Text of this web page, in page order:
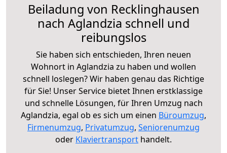
Beiladung von Recklinghausen
nach Aglandzia schnell und
reibungslos
Sie haben sich entschieden, Ihren neuen
Wohnort in Aglandzia zu haben und wollen
schnell loslegen? Wir haben genau das Richtige
für Sie! Unser Service bietet Ihnen erstklassige
und schnelle Lösungen, für Ihren Umzug nach
Aglandzia, egal ob es sich um einen Büroumzug,
Firmenumzug, Privatumzug, Seniorenumzug
oder Klaviertransport handelt.